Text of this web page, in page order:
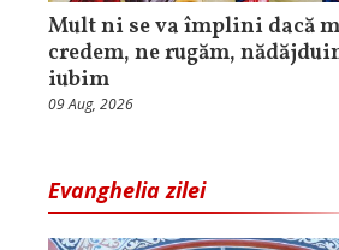
Mult ni se va împlini dacă
credem, ne rugăm,
iubim
09 Aug, 2026
Evanghelia zilei